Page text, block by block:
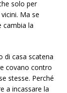
solo per
Ma se
cambia la
di casa scatena
covano contro
stesse. Perché
a incassare la